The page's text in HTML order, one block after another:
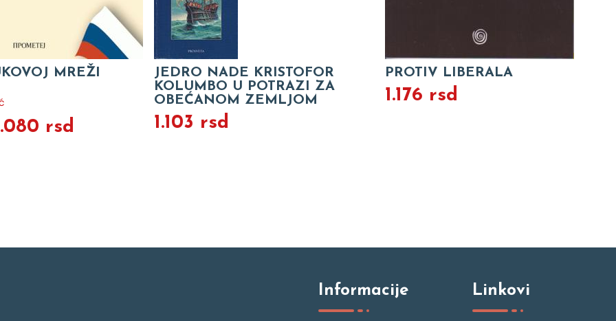
MREŽI
rsd
JEDRO NADE KRISTOFOR
KOLUMBO U POTRAZI ZA
OBEĆANOM ZEMLJOM
1.103 rsd
PROTIV LIBERALA
1.176 rsd
Informacije Linkovi